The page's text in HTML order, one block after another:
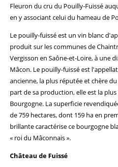
Fleuron du cru du Pouilly-Fuissé
en y associant celui du hameau de
Le pouilly-fuissé est un vin blanc
produit sur les communes de
Vergisson en Saône-et-Loire, à une
Mâcon. Le pouilly-fuissé est
ancienne, la plus réputée et chère
part de sa production, elle est la
Bourgogne. La superficie
de 759 hectares, dont 159 ha en
brillante caractérise ce bourgogne
« roi du Mâconnais ».
Château de Fuissé